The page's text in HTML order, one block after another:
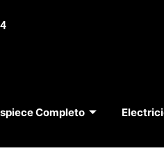
Completo